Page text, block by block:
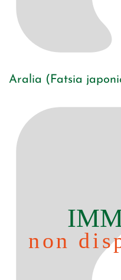
Aralia (Fatsia